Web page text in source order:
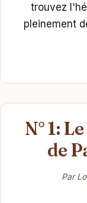
trouvez
pleinement
N° 1:
de
Par